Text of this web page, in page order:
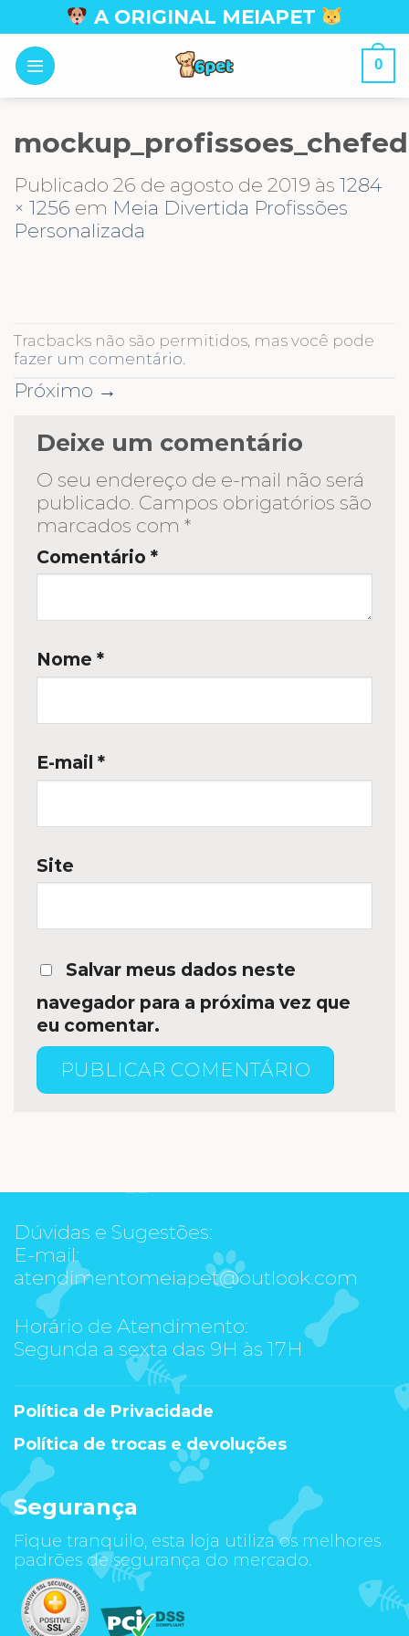
to
content
A ORIGINAL MEIAPET
0
Publicado 26 de agosto de 2019 às 1284
× 1256 em Meia Divertida Profissões
Personalizada
Tracbacks não são permitidos, mas você pode
fazer um comentário.
Próximo →
Deixe um comentário
O seu endereço de e-mail não será
publicado. Campos obrigatórios são
marcados com *
Comentário *
Nome *
E-mail *
Site
Salvar meus dados neste
navegador para a próxima vez que
eu comentar.
Dúvidas e Sugestões:
E-mail:
atendimentomeiapet@outlook.com
Horário de Atendimento:
Segunda a sexta das 9H às 17H
Política de Privacidade
Política de trocas e devoluções
Segurança
Fique tranquilo, esta loja utiliza os melhores
padrões de segurança do mercado.